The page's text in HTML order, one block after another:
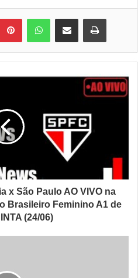
PinterestWhatsAppCompartilhar via e-mail Imprimir
x São Paulo AO VIVO na
Brasileiro Feminino A1 de
(24/06)